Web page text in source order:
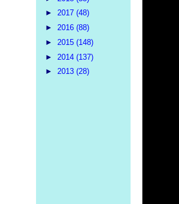
► 2017 (48)
► 2016 (88)
► 2015 (148)
► 2014 (137)
► 2013 (28)